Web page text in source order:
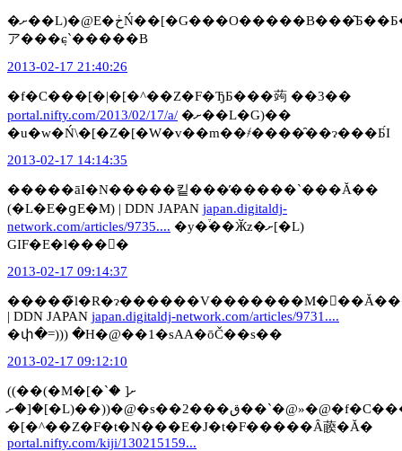
�ށ��L)�@E�ڂŃ��[�G���O�����B���͂Ƃ��Ƃ�A�񑩂����Ȃ��ӎu�̎
ア���݂ɕ`�����B
2013-02-17 21:40:26
�f�C���[�|�[�^��Z�F�ЂƂ���蒟 ��3��
portal.nifty.com/2013/02/17/a/ �ށ��L�G)��
�u�w�Ń\�[�Z�[�W�v��m��҂����̑��ɂ���Ƃ́I
2013-02-17 14:14:35
�����āI�N�����킽���̕�����`���Ă��
(�L�E�ցE�M) | DDN JAPAN japan.digitaldj-
network.com/articles/9735.... �y�֒��Ӂz�ށ[�L)
GIF�E�l���񂽂�
2013-02-17 09:14:37
| DDN JAPAN japan.digitaldj-network.com/articles/9731....
�փ�=))) �H�@��1�sAA�ōČ��s��
2013-02-17 09:12:10
((��(�M�[�ށ[ �`
�[�ށ[�L)��))�@�s��2���ق��`�@»�@�f�C���[�|
�[�^��Z�F�t�N���E�J�t�F�����Ȃ藈�Ă�
portal.nifty.com/kiji/130215159...